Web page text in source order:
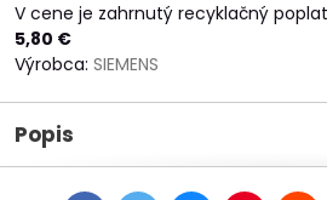
V cene je zahrnutý recyklačný
5,80 €
Výrobca: SIEMENS
Popis